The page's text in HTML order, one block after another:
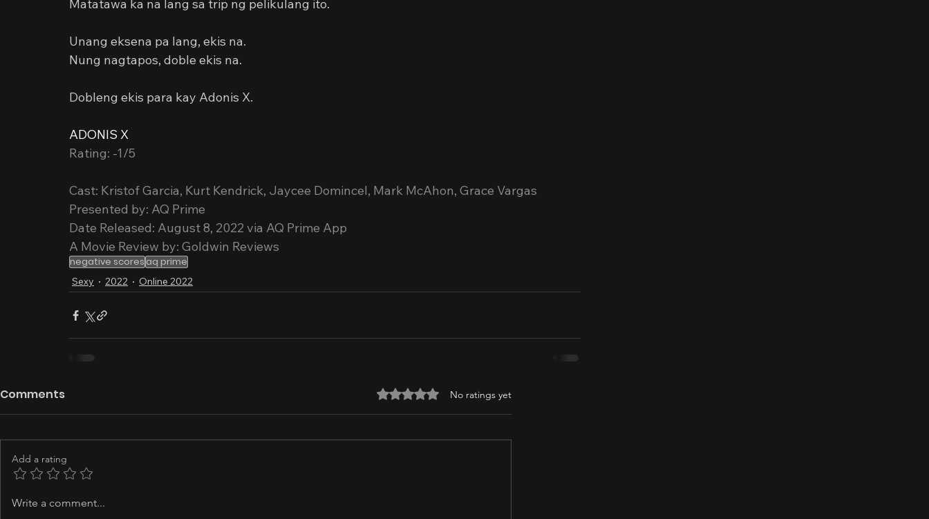
Matatawa ka na lang sa trip ng pelikulang ito.
Unang eksena pa lang, ekis na.
Nung nagtapos, doble ekis na.
Dobleng ekis para kay Adonis X.
ADONIS X
Rating: -1/5
Cast: Kristof Garcia, Kurt Kendrick, Jaycee Domincel, Mark McAhon, Grace Vargas
Presented by: AQ Prime
Date Released: August 8, 2022 via AQ Prime App
A Movie Review by: Goldwin Reviews
negative scoresaq prime
Sexy 2022 Online 2022
Comments Rated 0 out of 5 stars.
No ratings yet
Add a rating
Write a comment...